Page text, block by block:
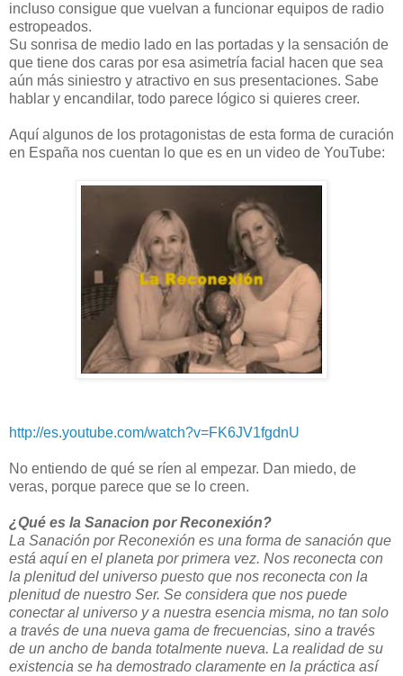
incluso consigue que vuelvan a funcionar equipos de radio
estropeados.
Su sonrisa de medio lado en las portadas y la sensación de
que tiene dos caras por esa asimetría facial hacen que sea
aún más siniestro y atractivo en sus presentaciones. Sabe
hablar y encandilar, todo parece lógico si quieres creer.
Aquí algunos de los protagonistas de esta forma de curación
en España nos cuentan lo que es en un video de YouTube:
http://es.youtube.com/watch?v=FK6JV1fgdnU
No entiendo de qué se ríen al empezar. Dan miedo, de
veras, porque parece que se lo creen.
¿Qué es la Sanacion por Reconexión?
La Sanación por Reconexión es una forma de sanación que
está aquí en el planeta por primera vez. Nos reconecta con
la plenitud del universo puesto que nos reconecta con la
plenitud de nuestro Ser. Se considera que nos puede
conectar al universo y a nuestra esencia misma, no tan solo
a través de una nueva gama de frecuencias, sino a través
de un ancho de banda totalmente nueva. La realidad de su
existencia se ha demostrado claramente en la práctica así